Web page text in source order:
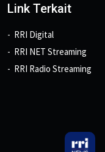
Link Terkait
RRI Digital
RRI NET Streaming
RRI Radio Streaming